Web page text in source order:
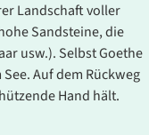
Landschaft voller
Sandsteine, die
usw.). Selbst Goethe
Auf dem Rückweg
Hand hält.